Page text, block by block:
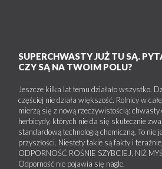
SUPERCHWASTY JUŻ TU SĄ.
CZY SĄ NA TWOIM POLU?
Jeszcze kilka lat temu działało wszystko.
częściej nie działa większość. Rolnicy w
mierzą się z nową rzeczywistością: chwasty
herbicydy, których nie da się skutecznie
standardową technologią chemiczną. To nie
przyszłości. Niestety takie są fakty i
ODPORNOŚĆ ROŚNIE SZYBCIEJ, NIŻ
Odporność nie pojawia się nagle.